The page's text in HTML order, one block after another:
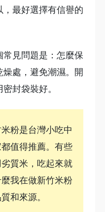
最好選擇有信譽的
見問題是：怎麼保
處，避免潮濕。開
封袋裝好。
粉是台灣小吃中
值得推薦。有些
質米，吃起來就
我在做新竹米粉
和來源。